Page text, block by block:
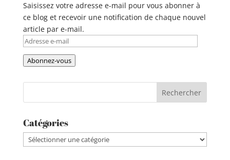
Saisissez votre adresse e-mail pour vous abonner à
ce blog et recevoir une notification de chaque nouvel
article par e-mail.
Adresse
e-
mail
Abonnez-vous
Catégories
Catégories